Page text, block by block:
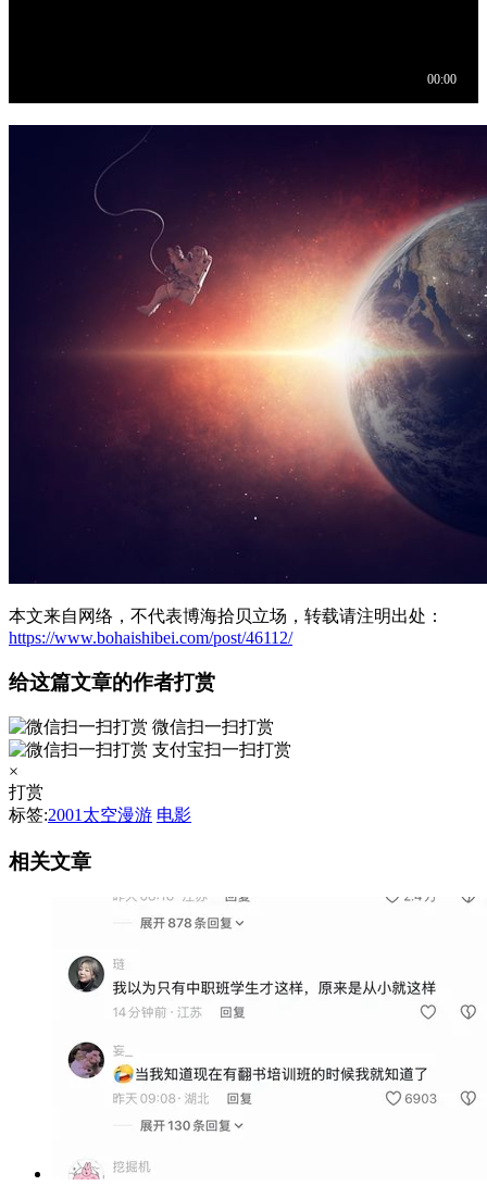
本文来自网络，不代表博海拾贝立场，转载请注明出处：
https://www.bohaishibei.com/post/46112/
给这篇文章的作者打赏
微信扫一扫打赏
支付宝扫一扫打赏
×
打赏
标签:2001太空漫游 电影
相关文章